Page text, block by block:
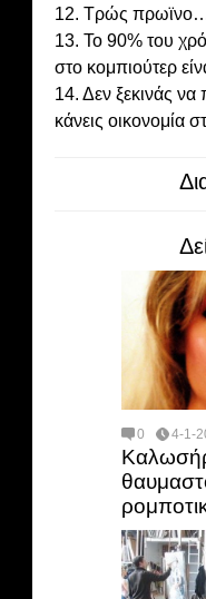
12. Τρώς
13. Το 90% του
στο κομπιούτερ
14. Δεν ξεκινάς να
κάνεις οικονομία
0 4-1-